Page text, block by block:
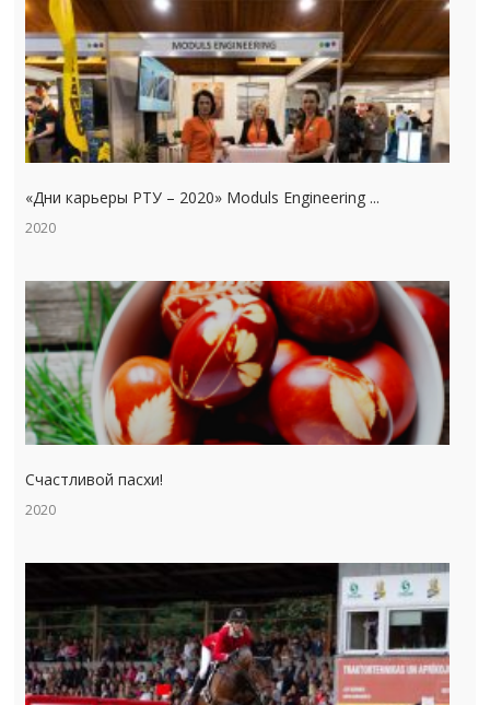
«Дни карьеры РТУ – 2020» Moduls Engineering ...
2020
Счастливой пасхи!
2020